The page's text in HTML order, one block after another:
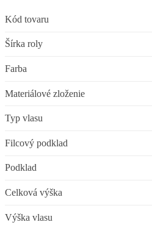
Kód tovaru
Šírka roly
Farba
Materiálové zloženie
Typ vlasu
Filcový podklad
Podklad
Celková výška
Výška vlasu